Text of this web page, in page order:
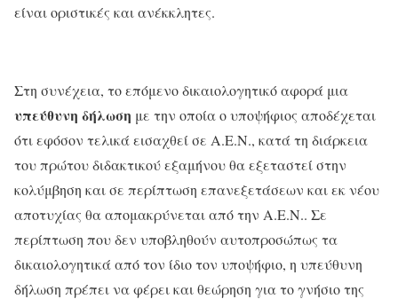
είναι οριστικές και ανέκκλητες.
Στη συνέχεια, το επόμενο δικαιολογητικό αφορά μια
υπεύθυνη δήλωση με την οποία ο υποψήφιος αποδέχεται
ότι εφόσον τελικά εισαχθεί σε Α.Ε.Ν., κατά τη διάρκεια
του πρώτου διδακτικού εξαμήνου θα εξεταστεί στην
κολύμβηση και σε περίπτωση επανεξετάσεων και εκ νέου
αποτυχίας θα απομακρύνεται από την Α.Ε.Ν.. Σε
περίπτωση που δεν υποβληθούν αυτοπροσώπως τα
δικαιολογητικά από τον ίδιο τον υποψήφιο, η υπεύθυνη
δήλωση πρέπει να φέρει και θεώρηση για το γνήσιο της